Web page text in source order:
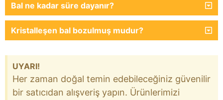
Bal ne kadar süre dayanır?
Kristalleşen bal bozulmuş mudur?
UYARI!
Her zaman doğal temin edebileceğiniz güvenilir
bir satıcıdan alışveriş yapın. Ürünlerimizi